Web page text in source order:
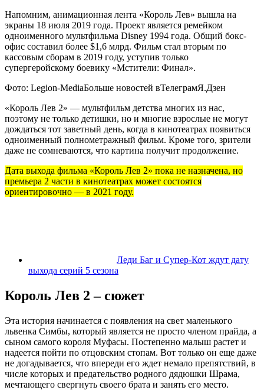
Напомним, анимационная лента «Король Лев» вышла на
экраны 18 июля 2019 года. Проект является ремейком
одноименного мультфильма Disney 1994 года. Общий бокс-
офис составил более $1,6 млрд. Фильм стал вторым по
кассовым сборам в 2019 году, уступив только
супергеройскому боевику «Мстители: Финал».
Фото: Legion-MediaБольше новостей вТелеграмЯ.Дзен
«Король Лев 2» — мультфильм детства многих из нас,
поэтому не только детишки, но и многие взрослые не могут
дождаться тот заветный день, когда в кинотеатрах появиться
одноименный полнометражный фильм. Кроме того, зрители
даже не сомневаются, что картина получит продолжение.
Дата выхода фильма «Король Лев 2» пока не назначена, но
премьера 2 части в кинотеатрах может состоятся
ориентировочно — в 2021 году.
Леди Баг и Супер-Кот ждут дату
выхода серий 5 сезона
Король Лев 2 – сюжет
Эта история начинается с появления на свет маленького
львенка Симбы, который является не просто членом прайда, а
сыном самого короля Муфасы. Постепенно малыш растет и
надеется пойти по отцовским стопам. Вот только он еще даже
не догадывается, что впереди его ждет немало препятствий, в
числе которых и предательство родного дядюшки Шрама,
мечтающего свергнуть своего брата и занять его место.